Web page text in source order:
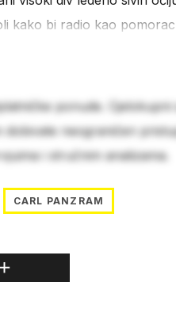
kako bi radio kao
ponude.
neograničen
i stručnim analizama.
CARL PANZRAM